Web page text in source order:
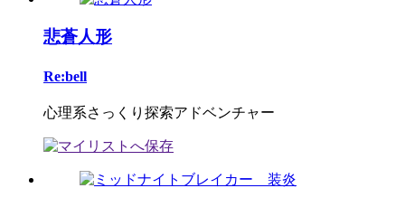
悲蒼人形
Re:bell
心理系さっくり探索アドベンチャー